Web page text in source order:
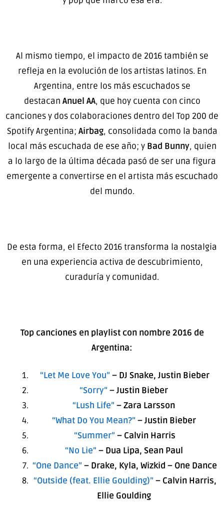
Al mismo tiempo, el impacto de 2016 también se
refleja en la evolución de los artistas latinos. En
Argentina, entre los más escuchados se
destacan Anuel AA, que hoy cuenta con cinco
canciones y dos colaboraciones dentro del Top 200 de
Spotify Argentina; Airbag, consolidada como la banda
local más escuchada de ese año; y Bad Bunny, quien
a lo largo de la última década pasó de ser una figura
emergente a convertirse en el artista más escuchado
del mundo.
De esta forma, el Efecto 2016 transforma la nostalgia
en una experiencia activa de descubrimiento,
curaduría y comunidad.
Top canciones en playlist con nombre 2016 de
Argentina:
“Let Me Love You” – DJ Snake, Justin Bieber
“Sorry” – Justin Bieber
“Lush Life” – Zara Larsson
“What Do You Mean?” – Justin Bieber
“Summer” – Calvin Harris
“No Lie” – Dua Lipa, Sean Paul
“One Dance” – Drake, Kyla, Wizkid – One Dance
“Outside (feat. Ellie Goulding)” – Calvin Harris,
Ellie Goulding